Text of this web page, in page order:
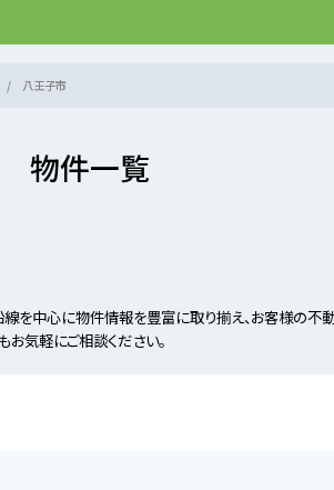
八王子市
物件一覧
を中心に物件情報を豊富に取り揃え、お客様の不
お気軽にご相談ください。